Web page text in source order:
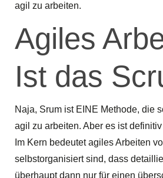
agil zu arbeiten.
Agiles
Ist das
Naja, Srum ist EINE Methode, die
agil zu arbeiten. Aber es ist
Im Kern bedeutet agiles Arbeiten
selbstorganisiert sind, dass
überhaupt dann nur für einen